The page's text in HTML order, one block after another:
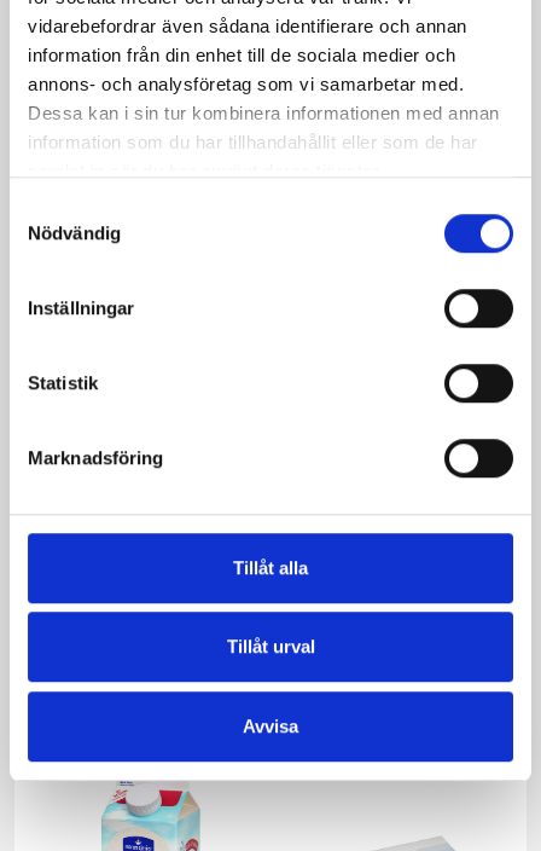
vidarebefordrar även sådana identifierare och annan
information från din enhet till de sociala medier och
annons- och analysföretag som vi samarbetar med.
Dessa kan i sin tur kombinera informationen med annan
information som du har tillhandahållit eller som de har
Nödvändig
Inställningar
Statistik
Marknadsföring
Tillåt alla
Tillåt urval
Avvisa